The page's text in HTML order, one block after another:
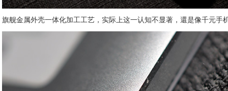
旗舰金属外壳一体化加工工艺，实际上这一认知不显著，還是像千元手